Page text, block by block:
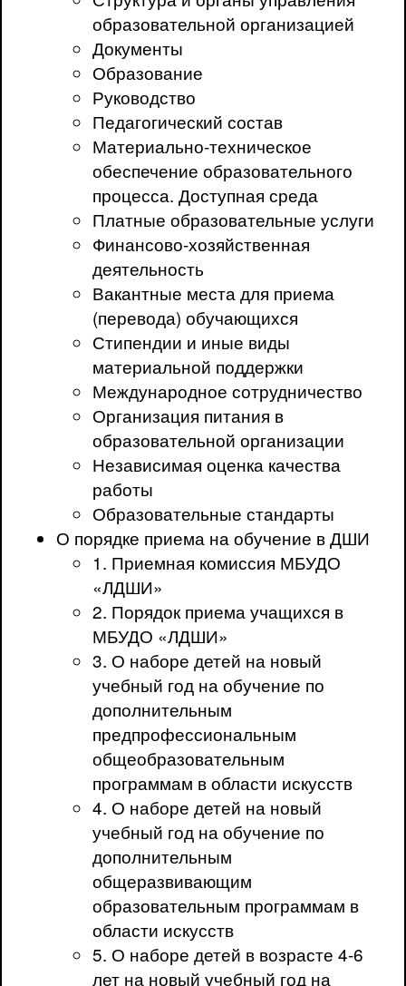
образовательной организацией
Документы
Образование
Руководство
Педагогический состав
Материально-техническое
обеспечение образовательного
процесса. Доступная среда
Платные образовательные услуги
Финансово-хозяйственная
деятельность
Вакантные места для приема
(перевода) обучающихся
Стипендии и иные виды
материальной поддержки
Международное сотрудничество
Организация питания в
образовательной организации
Независимая оценка качества
работы
Образовательные стандарты
О порядке приема на обучение в ДШИ
1. Приемная комиссия МБУДО
«ЛДШИ»
2. Порядок приема учащихся в
МБУДО «ЛДШИ»
3. О наборе детей на новый
учебный год на обучение по
дополнительным
предпрофессиональным
общеобразовательным
программам в области искусств
4. О наборе детей на новый
учебный год на обучение по
дополнительным
общеразвивающим
образовательным программам в
области искусств
5. О наборе детей в возрасте 4-6
лет на новый учебный год на